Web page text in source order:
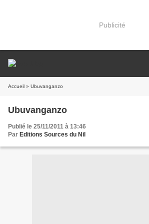
Publicité
Accueil » Ubuvanganzo
Ubuvanganzo
Publié le 25/11/2011 à 13:46
Par Editions Sources du Nil